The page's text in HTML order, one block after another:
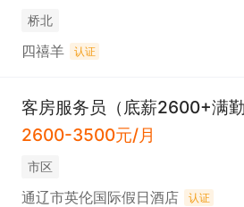
桥北
四禧羊 认证
客房服务员（底薪2600+满勤
2600-3500元/月
市区
通辽市英伦国际假日酒店 认证